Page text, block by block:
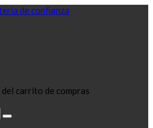
carrito de compras